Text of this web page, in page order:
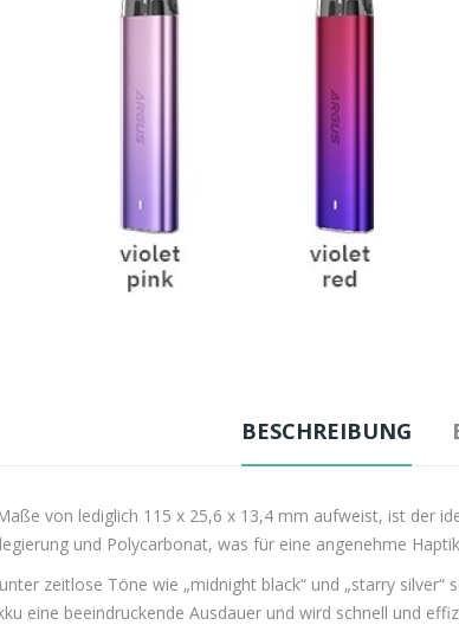
BESCHREIBUNG
von lediglich 115 x 25,6 x 13,4 mm aufweist, ist der
und Polycarbonat, was für eine angenehme
zeitlose Töne wie „midnight black“ und „starry
eine beeindruckende Ausdauer und wird schnell und